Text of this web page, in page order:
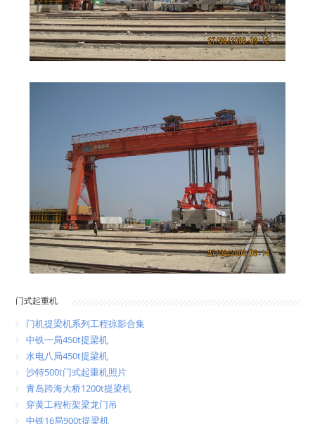
门式起重机
门机提梁机系列工程掠影合集
中铁一局450t提梁机
水电八局450t提梁机
沙特500t门式起重机照片
青岛跨海大桥1200t提梁机
穿黄工程桁架梁龙门吊
中铁16局900t提梁机